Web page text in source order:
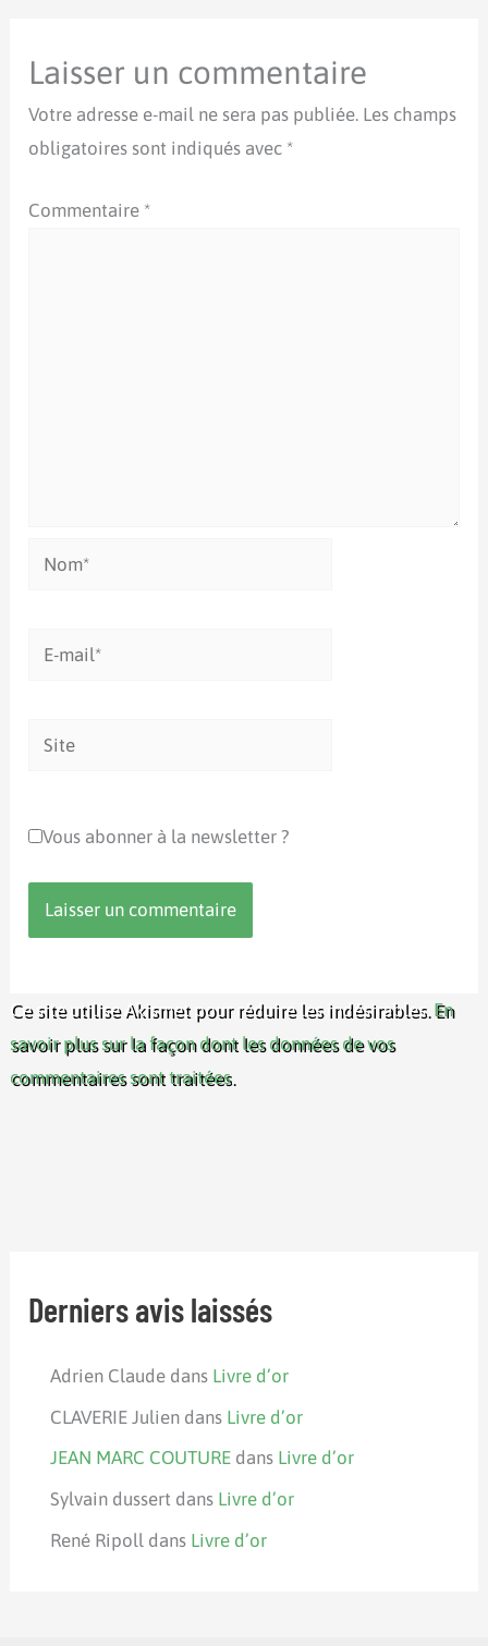
Laisser un commentaire
Votre adresse e-mail ne sera pas publiée. Les champs
obligatoires sont indiqués avec *
Commentaire *
Nom*
Site
Vous abonner à la newsletter ?
Ce site utilise Akismet pour réduire les indésirables. En
savoir plus sur la façon dont les données de vos
commentaires sont traitées.
Derniers avis laissés
Adrien Claude dans Livre d’or
CLAVERIE Julien dans Livre d’or
JEAN MARC COUTURE dans Livre d’or
Sylvain dussert dans Livre d’or
René Ripoll dans Livre d’or